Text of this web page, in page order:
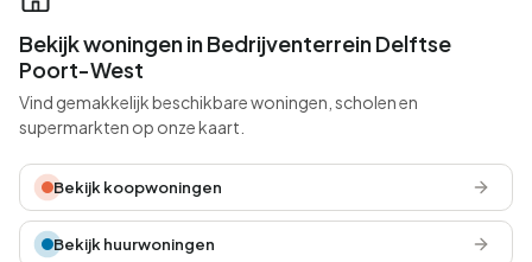
Bekijk woningen in Bedrijventerrein Delftse
Poort-West
Vind gemakkelijk beschikbare woningen, scholen en
supermarkten op onze kaart.
Bekijk koopwoningen
Bekijk huurwoningen